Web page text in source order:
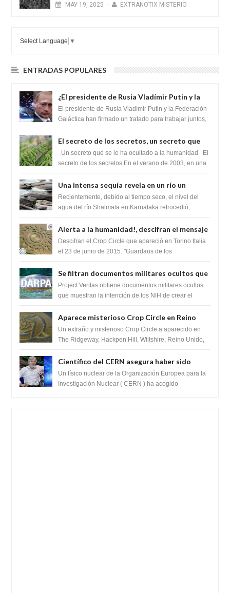
MAY 19, 2025 - EXTRANOTIX MISTERIO
Select Language ▼
ENTRADAS POPULARES
¿El presidente de Rusia Vladímir Putin y la
Federación Galactica han firmado un
tratado para acabar con los Sionistas?
El presidente de Rusia Vladímir Putin y la Federación
Galáctica han firmado un tratado para trabajar juntos,
El secreto de los secretos, un secreto que
cambiaría por completo el destino de la
humanidad
Un secreto que se le ha ocultado a la humanidad El
secreto de los secretos En el verano de 2003, en una
Una intensa sequía revela en un río un
impresionante hallazgo de miles de Shiva
Lingas
Recientemente, debido al tiempo seco, el nivel del
agua del río Shalmala en Karnataka retrocedió,
Alerta a la humanidad!, descifran el mensaje
del Crop Circle de Torino ,Italia
Descifran el Crop Circle que apareció en Torino Italia
el 23 de junio de 2015. "Guardaos de los
Se filtran documentos militares ocultos que
muestran la intención de los NIH de crear el
SARS-CoV-2, utilizando la investigación de
Project Veritas obtiene documentos militares ocultos
que muestran la intención de los NIH de crear el
Aparece misterioso Crop Circle en Reino
Unido 23 de junio 2016
Un extraño y misterioso Crop Circle a aparecido en
The Ridgeway, Hackpen Hill, Wiltshire, Reino Unido,
Científico del CERN asegura haber sido
ayudado por seres de luz durante una
prueba del Colisionador de Hadrones
Un físico nuclear de la Organización Europea para la
Investigación Nuclear ( CERN ) ha acogido